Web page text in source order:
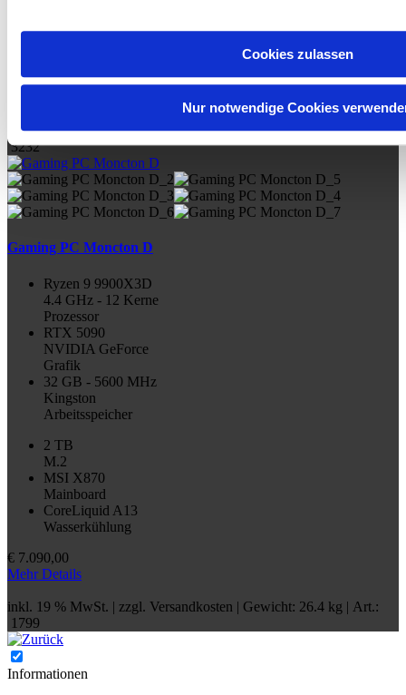
Cookies zulassen
Nur notwendige Cookies
CoreLiquid A13
6.490,00
inkl. 19 % MwSt. | zzgl.Versandkosten| Gewicht: 26.4 kg | Art.:
3232
Gaming PC Moncton D
Ryzen 9 9900X3D
4.4 GHz - 12 Kerne
Prozessor
RTX 5090
NVIDIA GeForce
Grafik
32 GB - 5600 MHz
Kingston
Arbeitsspeicher
2 TB
M.2
MSI X870
Mainboard
CoreLiquid A13
Wasserkühlung
€ 7.090,00
Mehr Details
inkl. 19 % MwSt. | zzgl. Versandkosten | Gewicht: 26.4 kg | Art.:
1799
Informationen